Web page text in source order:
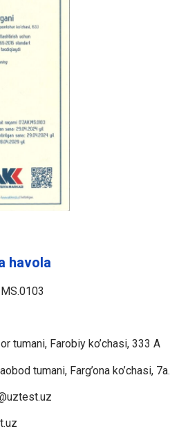
havola
tumani, Farobiy ko’chasi, 333 A
tumani, Farg’ona ko’chasi, 7a.